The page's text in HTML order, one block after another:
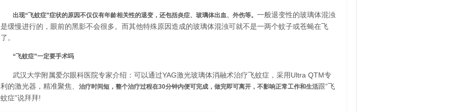
出现“飞蚊症”症状的原因不仅仅有年龄相关性的退变，还包括炎症、玻璃体出血、外伤等。 一般退变性的玻璃体混浊
是缓慢进行的，眼前的黑影不会很多。而其他特殊原因造成的玻璃体混浊可就不是一两个蚊子或苍蝇在飞
了。
“飞蚊症”一定要手术吗
武汉大学附属爱尔眼科医院专家介绍：可以通过YAG激光玻璃体消融术治疗飞蚊症，采用Ultra QTM专
利的激光器，精准聚焦、 治疗时间短，整个治疗过程在30分钟内便可完成，做完即可离开，不影响正常工作和生活跟“飞
蚊症”说拜拜!